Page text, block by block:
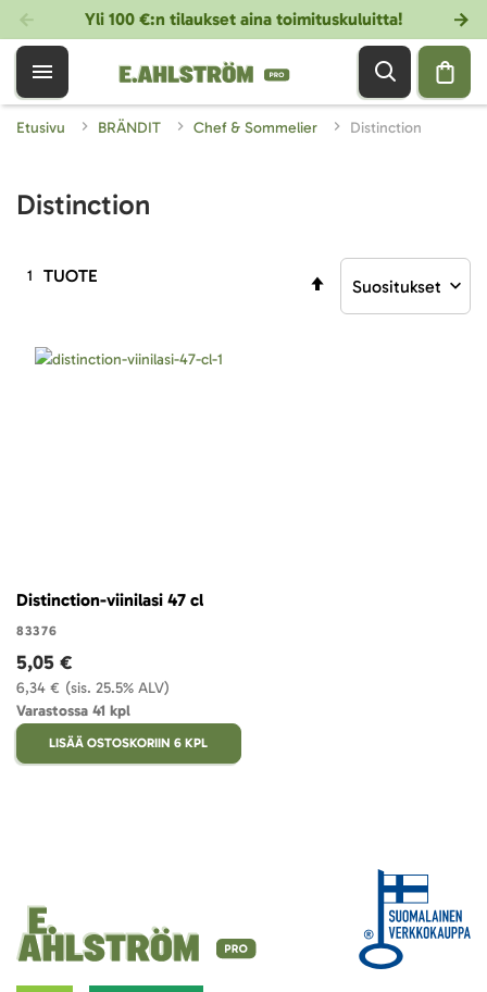
Yli 100 €:n tilaukset aina toimituskuluitta!
Etusivu BRÄNDIT Chef & Sommelier Distinction
Distinction
1 TUOTE
Aseta
Distinction-viinilasi 47 cl
83376
(sis. 25.5% ALV)
6,34 €
5,05 €
Varastossa 41 kpl
LISÄÄ OSTOSKORIIN 6 KPL